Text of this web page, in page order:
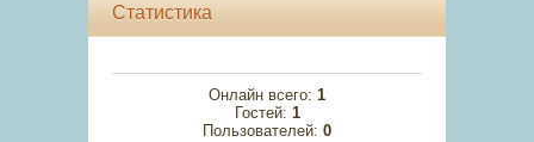
Статистика
Онлайн всего: 1
Гостей: 1
Пользователей: 0